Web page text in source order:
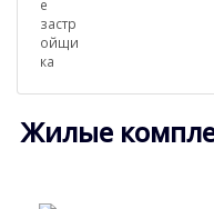
Жилые